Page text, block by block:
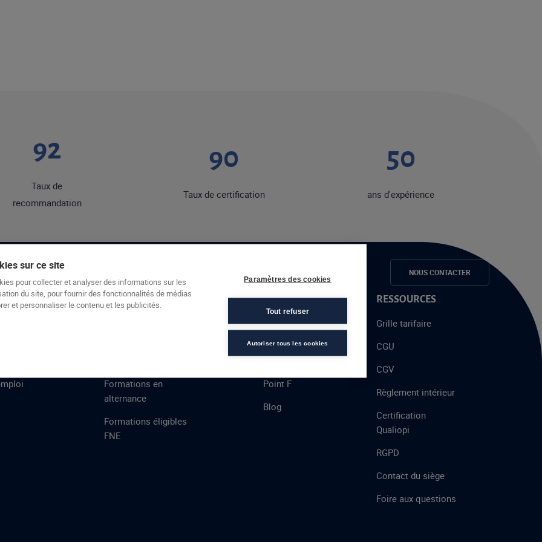
Formations Espace candidats NOUS CONTACTER
92
Taux de
recommandation
90
Taux de certification
50
ans d'expérience
PRESTATIONS
Formations en
alternance
Formations éligibles
FNE
À PROPOS
Talent
Point F
Blog
RESSOURCES
Grille tarifaire
CGU
CGV
Règlement intérieur
Certification
Qualiopi
RGPD
Contact du siège
Foire aux questions
sur ce site
pour collecter et analyser des informations sur les
du site, pour fournir des fonctionnalités de médias
et personnaliser le contenu et les publicités.
Paramètres des cookies
Tout refuser
Autoriser tous les cookies